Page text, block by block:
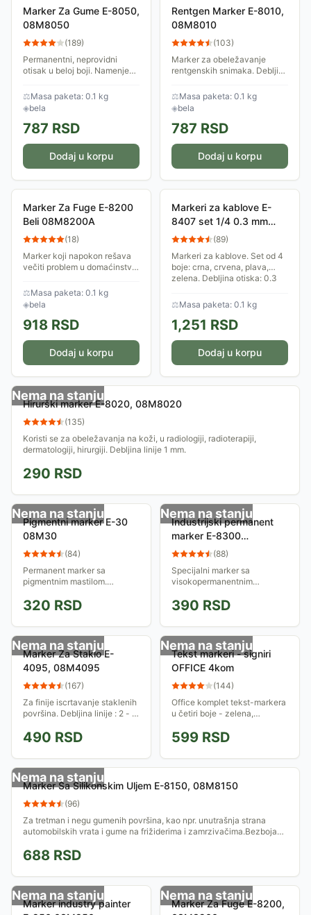
Marker Za Gume E-8050,
08M8050
(189)
Permanentni, neprovidni
otisak u beloj boji. Namenjen
površina uopšte. Zaobljeni
vrh.
⚖Masa paketa: 0.1 kg
◈bela
787 RSD
Dodaj u korpu
Rentgen Marker E-8010,
08M8010
(103)
Marker za obeležavanje
rentgenskih snimaka. Debljina
⚖Masa paketa: 0.1 kg
◈bela
787 RSD
Dodaj u korpu
Marker Za Fuge E-8200
Beli 08M8200A
(18)
Marker koji napokon rešava
večiti problem u domaćinstvu:
keramičkih pločica.
⚖Masa paketa: 0.1 kg
◈bela
918 RSD
Dodaj u korpu
Markeri za kablove E-
8407 set 1/4 0.3 mm
08M8407Q
(89)
Markeri za kablove. Set od 4
boje: crna, crvena, plava,
zelena. Debljina otiska: 0.3
⚖Masa paketa: 0.1 kg
1,251 RSD
Dodaj u korpu
Nema na stanju
Hirurški marker E-8020, 08M8020
(135)
Koristi se za obeležavanja na koži, u radiologiji, radioterapiji,
dermatologiji, hirurgiji. Debljina linije 1 mm.
290 RSD
Nema na stanju
Pigmentni marker E-30
08M30
(84)
Permanent marker sa
pigmentnim mastilom.
papir, ekstremno otporan na
papiru, kartonu,...
320 RSD
Nema na stanju
Industrijski permanent
marker E-8300
08M8300
(88)
Specijalni marker sa
visokopermanentnim
pisanje po veoma prljavim i
Dostupan u tri osnovne boje.
Zaobljeni...
390 RSD
Nema na stanju
Marker Za Staklo E-
4095, 08M4095
(167)
Za finije iscrtavanje staklenih
površina. Debljina linije : 2 - 3
490 RSD
Nema na stanju
Tekst markeri - signiri
OFFICE 4kom
(144)
Office komplet tekst-markera
u četiri boje - zelena,
Namenjeni su za
segmenata u tekstu radi
lakšeg...
599 RSD
Nema na stanju
Marker Sa Silikonskim Uljem E-8150, 08M8150
(96)
Za tretman i negu gumenih površina, kao npr. unutrašnja strana
automobilskih vrata i gume na frižiderima i zamrzivačima.Bezbojan i
688 RSD
Nema na stanju
Marker industry painter
Nema na stanju
Marker Za Fuge E-8200,